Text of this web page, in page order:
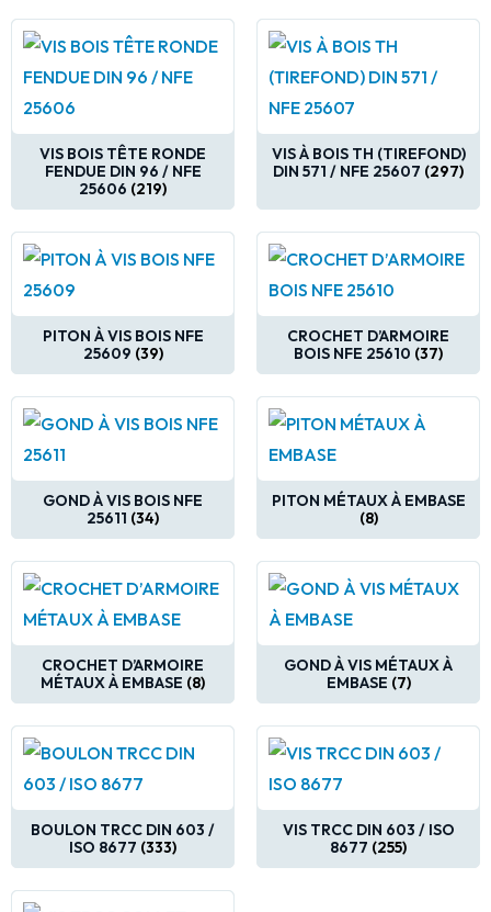
VIS BOIS TÊTE RONDE
FENDUE DIN 96 / NFE
25606 (219)
VIS À BOIS TH (TIREFOND)
DIN 571 / NFE 25607 (297)
PITON À VIS BOIS NFE
25609 (39)
CROCHET D’ARMOIRE
BOIS NFE 25610 (37)
GOND À VIS BOIS NFE
25611 (34)
PITON MÉTAUX À EMBASE
(8)
CROCHET D’ARMOIRE
MÉTAUX À EMBASE (8)
GOND À VIS MÉTAUX À
EMBASE (7)
BOULON TRCC DIN 603 /
ISO 8677 (333)
VIS TRCC DIN 603 / ISO
8677 (255)